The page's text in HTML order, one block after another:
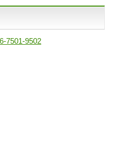
7501-9502